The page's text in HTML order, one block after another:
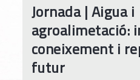
Jornada | Aigua i
agroalimetació:
coneixement i
futur